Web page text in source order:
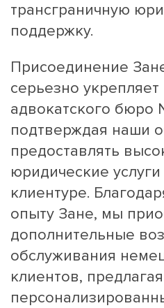
трансграничную
поддержку.
Присоединение
серьезно
адвокатского бюро
подтверждая наши
предоставлять
юридические
клиентуре.
опыту Зане, мы
дополнительные
обслуживания
клиентов,